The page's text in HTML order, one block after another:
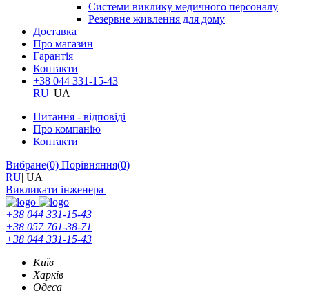
Системи виклику медичного персоналу
Резервне живлення для дому
Доставка
Про магазин
Гарантія
Контакти
+38 044 331-15-43
RU| UA
Питання - відповіді
Про компанію
Контакти
Вибране(0) Порівняння(0)
RU| UA
Викликати інженера
+38 044 331-15-43
+38 057 761-38-71
+38 044 331-15-43
Київ
Харків
Одеса